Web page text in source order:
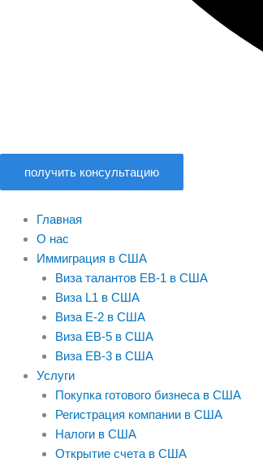
получить консультацию
Главная
О нас
Иммиграция в США
Виза талантов EB-1 в США
Виза L1 в США
Виза E-2 в США
Виза EB-5 в США
Виза EB-3 в США
Услуги
Покупка готового бизнеса в США
Регистрация компании в США
Налоги в США
Открытие счета в США